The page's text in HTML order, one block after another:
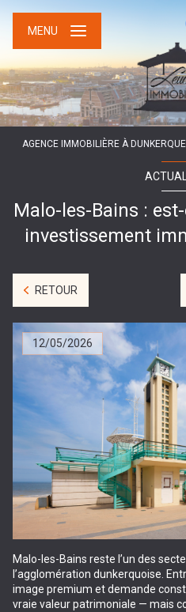
MENU
AGENCE IMMOBILIÈRE À DUNKERQUE
Malo-les-Bains :
investissement
RETOUR
12/05/2026
Malo-les-Bains reste l’un des
l’agglomération dunkerquoise.
image premium et demande
vraie valeur patrimoniale — mais